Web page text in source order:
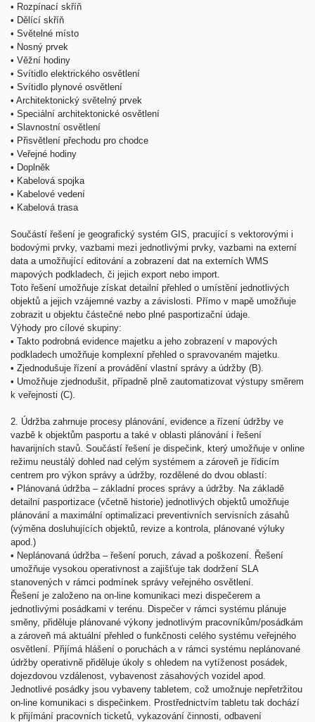
• Rozpínací skříň
• Dělící skříň
• Světelné místo
• Nosný prvek
• Věžní hodiny
• Svítidlo elektrického osvětlení
• Svítidlo plynové osvětlení
• Architektonický světelný prvek
• Speciální architektonické osvětlení
• Slavnostní osvětlení
• Přisvětlení přechodu pro chodce
• Veřejné hodiny
• Doplněk
• Kabelová spojka
• Kabelové vedení
• Kabelová trasa
Součástí řešení je geografický systém GIS, pracující s vektorovými i
bodovými prvky, vazbami mezi jednotlivými prvky, vazbami na externí
data a umožňující editování a zobrazení dat na externích WMS
mapových podkladech, či jejich export nebo import.
Toto řešení umožňuje získat detailní přehled o umístění jednotlivých
objektů a jejich vzájemné vazby a závislosti. Přímo v mapě umožňuje
zobrazit u objektu částečné nebo plné pasportizační údaje.
Výhody pro cílové skupiny:
• Takto podrobná evidence majetku a jeho zobrazení v mapových
podkladech umožňuje komplexní přehled o spravovaném majetku.
• Zjednodušuje řízení a provádění vlastní správy a údržby (B).
• Umožňuje zjednodušit, případně plně zautomatizovat výstupy směrem
k veřejnosti (C).
2. Údržba zahrnuje procesy plánování, evidence a řízení údržby ve
vazbě k objektům pasportu a také v oblasti plánování i řešení
havarijních stavů. Součástí řešení je dispečink, který umožňuje v online
režimu neustálý dohled nad celým systémem a zároveň je řídicím
centrem pro výkon správy a údržby, rozdělené do dvou oblastí:
• Plánovaná údržba – základní proces správy a údržby. Na základě
detailní pasportizace (včetně historie) jednotlivých objektů umožňuje
plánování a maximální optimalizaci preventivních servisních zásahů
(výměna dosluhujících objektů, revize a kontrola, plánované výluky
apod.)
• Neplánovaná údržba – řešení poruch, závad a poškození. Řešení
umožňuje vysokou operativnost a zajišťuje tak dodržení SLA
stanovených v rámci podmínek správy veřejného osvětlení.
Řešení je založeno na on-line komunikaci mezi dispečerem a
jednotlivými posádkami v terénu. Dispečer v rámci systému plánuje
směny, přiděluje plánované výkony jednotlivým pracovníkům/posádkám
a zároveň má aktuální přehled o funkčnosti celého systému veřejného
osvětlení. Přijímá hlášení o poruchách a v rámci systému neplánované
údržby operativně přiděluje úkoly s ohledem na vytíženost posádek,
dojezdovou vzdálenost, vybavenost zásahových vozidel apod.
Jednotlivé posádky jsou vybaveny tabletem, což umožnuje nepřetržitou
on-line komunikaci s dispečinkem. Prostřednictvím tabletu tak dochází
k přijímání pracovních ticketů, vykazování činnosti, odbavení